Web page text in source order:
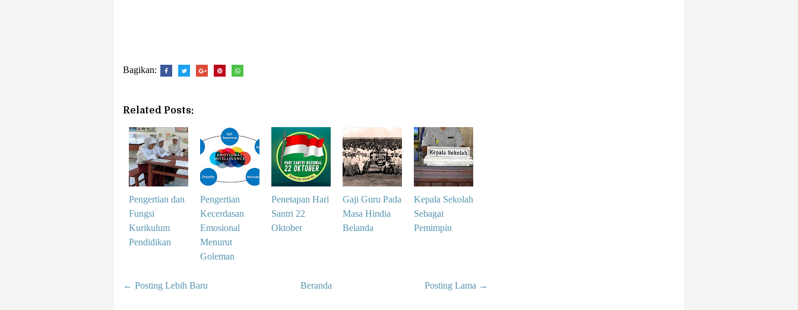
Bagikan:
Related Posts:
Pengertian dan
Fungsi
Kurikulum
Pendidikan
Pengertian
Kecerdasan
Emosional
Menurut
Goleman
Penetapan Hari
Santri 22
Oktober
Gaji Guru Pada
Masa Hindia
Belanda
Kepala Sekolah
Sebagai
Pemimpin
← Posting Lebih Baru Posting Lama →
Beranda